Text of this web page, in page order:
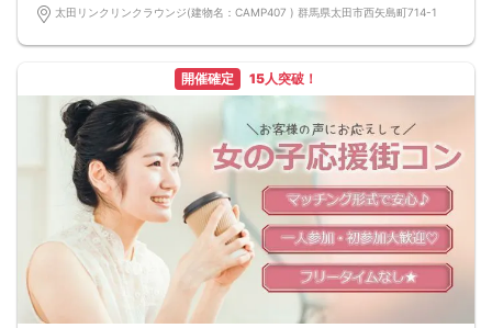
容姿・・清潔感があって好印象
金銭感覚・・ギャンブルはしない
これからの人生を一緒に過ごすパートナーは
『価値観が合うこと』がとっても大切♡
この人なら、と思えるお相手を見つけませんか？
前回参加の男性一部紹介！
30代／年収600万円以上／飲食店経営者／明るい性格
30代／公務員／身長179cm／目を見て聞いてお話上手♪
30代／大手企業役職／年収800万円
などなど魅力的な方が多数でした！
県内最大数8対8！トークタイム中の連絡先交換自由
①＼群馬最大級の男女8対8／
多すぎず少なすぎず、参加者様が求める理想の人数を作り上げました！
（最小催行人数3:3）
②直接の連絡先交換自由♪
気の合う方がいたら直接連絡先交換してもOK！
トークタイムについて♪
1対1の着席型トークタイム♪
太田リンクリンクラウンジ(建物名：CAMP407 ) 群馬県太田市西矢島町714-1
開催確定 15人突破！